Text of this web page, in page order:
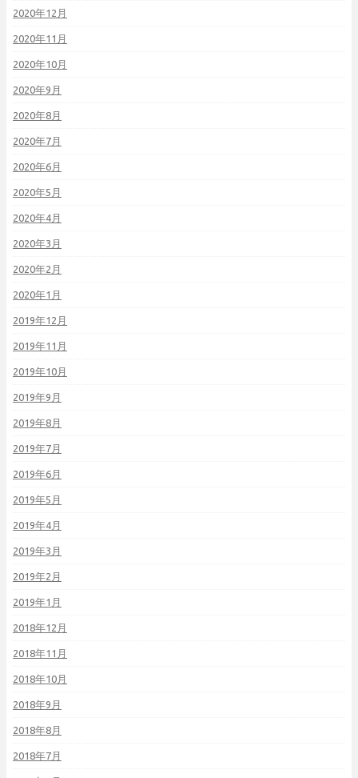
2020年12月
2020年11月
2020年10月
2020年9月
2020年8月
2020年7月
2020年6月
2020年5月
2020年4月
2020年3月
2020年2月
2020年1月
2019年12月
2019年11月
2019年10月
2019年9月
2019年8月
2019年7月
2019年6月
2019年5月
2019年4月
2019年3月
2019年2月
2019年1月
2018年12月
2018年11月
2018年10月
2018年9月
2018年8月
2018年7月